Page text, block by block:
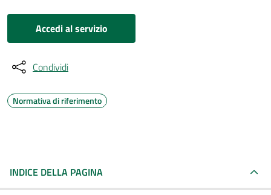
Accedi al servizio
Condividi
Normativa di riferimento
INDICE DELLA PAGINA